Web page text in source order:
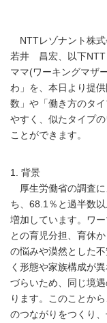
NTTレゾナント株式
若井 昌宏、以下NTT
ママ(ワーキングマザ
わ」を、本日より提
数」や「働き方のタ
やすく、似たタイプ
ことができます。
1. 背景
厚生労働省の調査に
ち、68.1％と過半数
増加しています。ワ
との育児分担、育休
の悩みや漠然とした
く形態や家族構成が
づらいため、同じ境
ります。このことか
のつながりをつくり